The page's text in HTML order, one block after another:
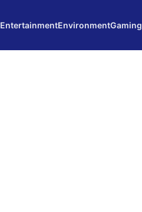
EntertainmentEnvironmentGaming